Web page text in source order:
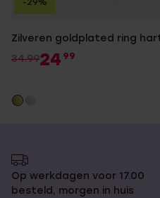
Zilveren goldplated ring
34.9924 99
-29%
Op werkdagen voor 17.00
besteld, morgen in huis